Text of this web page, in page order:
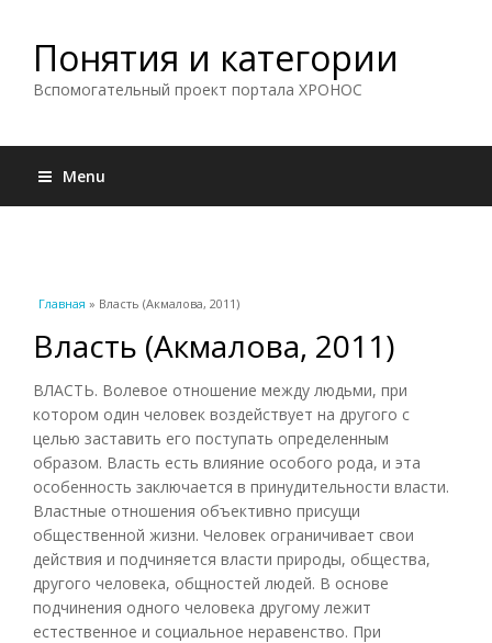
Понятия и категории
Вспомогательный проект портала ХРОНОС
Menu
Вы здесь
Главная » Власть (Акмалова, 2011)
Власть (Акмалова, 2011)
ВЛАСТЬ. Волевое отношение между людьми, при
котором один человек воздействует на другого с
целью заставить его поступать определенным
образом. Власть есть влияние особого рода, и эта
особенность заключается в принудительности власти.
Властные отношения объективно присущи
общественной жизни. Человек ограничивает свои
действия и подчиняется власти природы, общества,
другого человека, общностей людей. В основе
подчинения одного человека другому лежит
естественное и социальное неравенство. При